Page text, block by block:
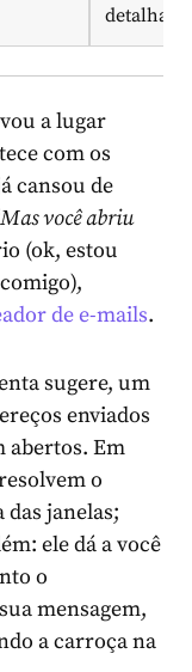
a lugar
com os
cansou de
Mas você abriu
(ok, estou
de e-mails.
sugere, um
enviados
abertos. Em
o
janelas;
ele dá a você
o
mensagem,
a carroça na